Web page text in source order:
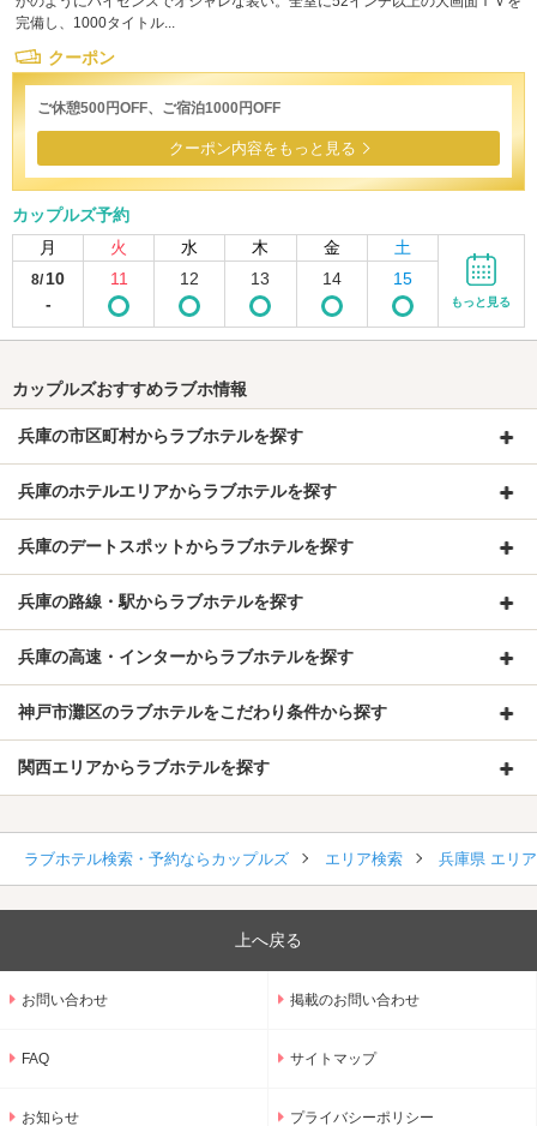
完備し、1000タイトル...
クーポン
ご休憩500円OFF、ご宿泊1000円OFF
クーポン内容をもっと見る
カップルズ予約
月
火 水 木 金 土
8/ 10
-
11 12 13 14 15
もっと見る
カップルズおすすめラブホ情報
兵庫の市区町村からラブホテルを探す
兵庫のホテルエリアからラブホテルを探す
兵庫のデートスポットからラブホテルを探す
兵庫の路線・駅からラブホテルを探す
兵庫の高速・インターからラブホテルを探す
神戸市灘区のラブホテルをこだわり条件から探す
関西エリアからラブホテルを探す
ラブホテル検索・予約ならカップルズ エリア検索 兵庫県 エリ
上へ戻る
お問い合わせ 掲載のお問い合わせ
FAQ サイトマップ
お知らせ プライバシーポリシー